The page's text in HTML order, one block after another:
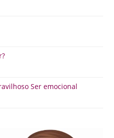
Ser emocional